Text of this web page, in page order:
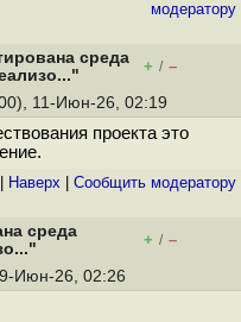
модератору
среда
+ / –
11-Июн-26, 02:19
проекта это
Наверх Cообщить модератору
среда
+ / –
Июн-26, 02:26